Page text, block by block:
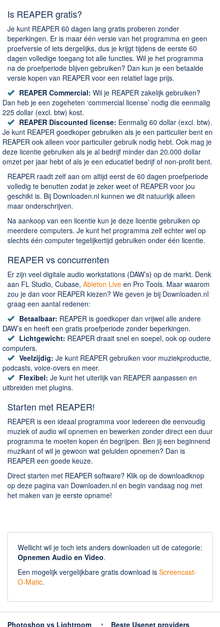
Is REAPER gratis?
Je kunt REAPER 60 dagen lang gratis proberen zonder
beperkingen. Er is maar één versie van het programma en geen
proefversie of iets dergelijks, dus je krijgt tijdens de eerste 60
dagen volledige toegang tot alle functies. Wil je het programma
na de proefperiode blijven gebruiken? Dan kun je een betaalde
versie kopen van REAPER voor een relatief lage prijs.
REAPER Commercial: Wil je REAPER zakelijk gebruiken?
Dan heb je een zogeheten ‘commercial license’ nodig die eenmalig
225 dollar (excl. btw) kost.
REAPER Discounted license: Eenmalig 60 dollar (excl. btw).
Je kunt REAPER goedkoper gebruiken als je een particulier bent en
REAPER ook alleen voor particulier gebruik nodig hebt. Ook mag je
deze licentie gebruiken als je al bedrijf minder dan 20.000 dollar
omzet per jaar hebt of als je een educatief bedrijf of non-profit bent.
REAPER raadt zelf aan om altijd eerst de 60 dagen proefperiode
volledig te benutten zodat je zeker weet of REAPER voor jou
geschikt is. Bij Downloaden.nl kunnen we dit natuurlijk alleen
maar onderschrijven.
Na aankoop van een licentie kun je deze licentie gebruiken op
meerdere computers. Je kunt het programma zelf echter wel op
slechts één computer tegelijkertijd gebruiken onder één licentie.
REAPER vs concurrenten
Er zijn veel digitale audio workstations (DAW’s) op de markt. Denk
aan FL Studio, Cubase, Ableton Live en Pro Tools. Maar waarom
zou je dan voor REAPER kiezen? We geven je bij Downloaden.nl
graag een aantal redenen:
Betaalbaar: REAPER is goedkoper dan vrijwel alle andere
DAW’s en heeft een gratis proefperiode zonder beperkingen.
Lichtgewicht: REAPER draait snel en soepel, ook op oudere
computers.
Veelzijdig: Je kunt REAPER gebruiken voor muziekproductie,
podcasts, voice-overs en meer.
Flexibel: Je kunt het uiterlijk van REAPER aanpassen en
uitbreiden met plugins.
Starten met REAPER!
REAPER is een ideaal programma voor iedereen die eenvoudig
muziek of audio wil opnemen en bewerken zonder direct een duur
programma te moeten kopen én begrijpen. Ben jij een beginnend
muzikant of wil je gewoon wat geluiden opnemen? Dan is
REAPER een goede keuze.
Direct starten met REAPER software? Klik op de downloadknop
op deze pagina van Downloaden.nl en begin vandaag nog met
het maken van je eerste opname!
Wellicht wil je toch iets anders downloaden uit de categorie:
Opnemen Audio en Video.
Een mogelijk vergelijkbare gratis download is Screencast-
O-Matic.
Photoshop vs Lightroom Beste Usenet providers